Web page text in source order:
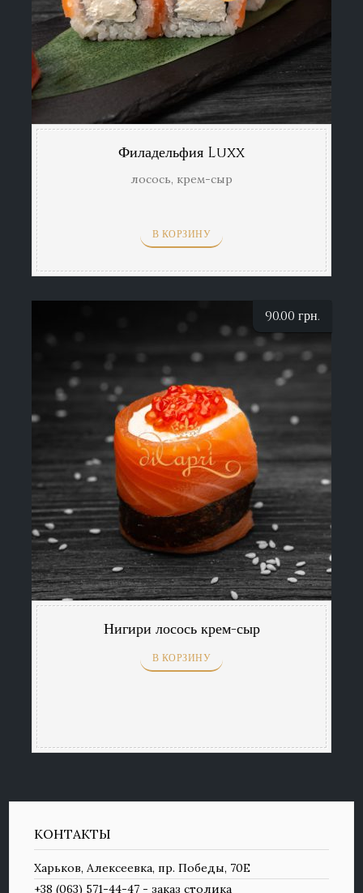
Филадельфия Luxx
лосось, крем-сыр
В КОРЗИНУ
90.00 грн.
Нигири лосось крем-сыр
В КОРЗИНУ
КОНТАКТЫ
Харьков, Алексеевка, пр. Победы, 70Е
+38 (063) 571-44-47 - заказ столика